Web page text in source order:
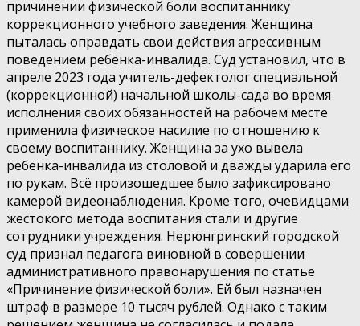
причинении физической боли воспитаннику
коррекционного учебного заведения. Женщина
пыталась оправдать свои действия агрессивным
поведением ребёнка-инвалида. Суд установил, что в
апреле 2023 года учитель-дефектолог специальной
(коррекционной) начальной школы-сада во время
исполнения своих обязанностей на рабочем месте
применила физическое насилие по отношению к
своему воспитаннику. Женщина за ухо вывела
ребёнка-инвалида из столовой и дважды ударила его
по рукам. Всё произошедшее было зафиксировано
камерой видеонаблюдения. Кроме того, очевидцами
жестокого метода воспитания стали и другие
сотрудники учреждения. Нерюнгринский городской
суд признал педагога виновной в совершении
административного правонарушения по статье
«Причинение физической боли». Ей был назначен
штраф в размере 10 тысяч рублей. Однако с таким